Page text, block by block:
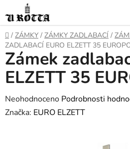
na
obsah
DOMŮ
/ ZÁMKY / ZÁMKY ZADLABACÍ /
ZADLABACÍ EURO ELZETT 35
Zámek
ELZETT 35
Průměrné
hodnocení
Neohodnoceno Podrobnosti
Značka: EURO ELZETT